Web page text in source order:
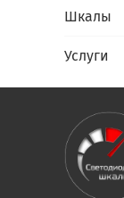
Шкалы
Услуги